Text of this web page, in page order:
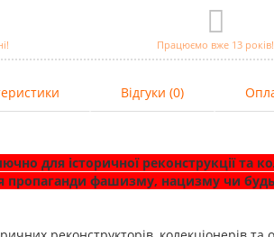
Працюємо вже 13 років!
Відгуки (0)
для історичної реконструкції та
пропаганди фашизму, нацизму чи